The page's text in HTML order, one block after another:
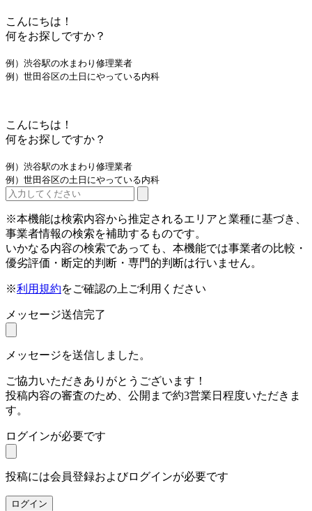
こんにちは！
何をお探しですか？
例）渋谷駅の水まわり修理業者
例）世田谷区の土日にやっている内科
こんにちは！
何をお探しですか？
例）渋谷駅の水まわり修理業者
例）世田谷区の土日にやっている内科
※本機能は検索内容から推定されるエリアと業種に基づき、
事業者情報の検索を補助するものです。
いかなる内容の検索であっても、本機能では事業者の比較・
優劣評価・断定的判断・専門的判断は行いません。
※利用規約をご確認の上ご利用ください
メッセージ送信完了
メッセージを送信しました。
ご協力いただきありがとうございます！
投稿内容の審査のため、公開まで約3営業日程度いただきま
す。
ログインが必要です
投稿には会員登録およびログインが必要です
ログイン